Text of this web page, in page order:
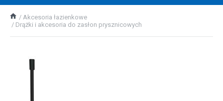
Akcesoria łazienkowe
Drążki i akcesoria do zasłon prysznicowych